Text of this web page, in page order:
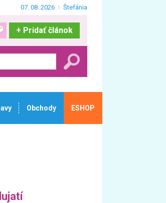
07. 08. 2026 Štefánia
+ Pridať článok
Obchody ESHOP